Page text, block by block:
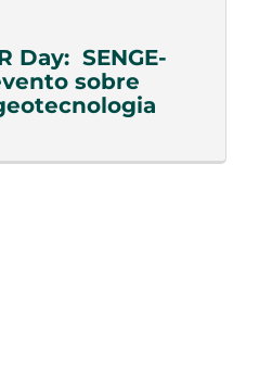
Day: SENGE-
sobre